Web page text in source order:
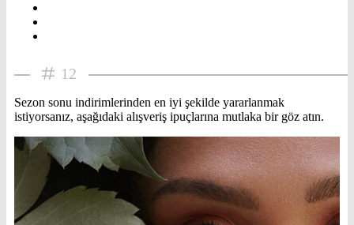
12
Sezon sonu indirimlerinden en iyi şekilde yararlanmak
istiyorsanız, aşağıdaki alışveriş ipuçlarına mutlaka bir göz atın.